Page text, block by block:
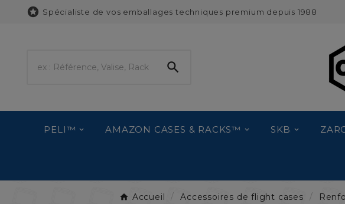
 Spécialiste de vos emballages techniques premium depuis 1988

PELI™ AMAZON CASES & RACKS™ SKB
Accueil Accessoires de flight cases